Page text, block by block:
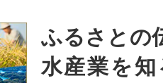
ふるさとの
水産業を